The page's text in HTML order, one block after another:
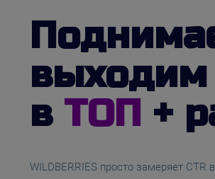
в ТОП +
WILDBERRIES просто замеряет CTR